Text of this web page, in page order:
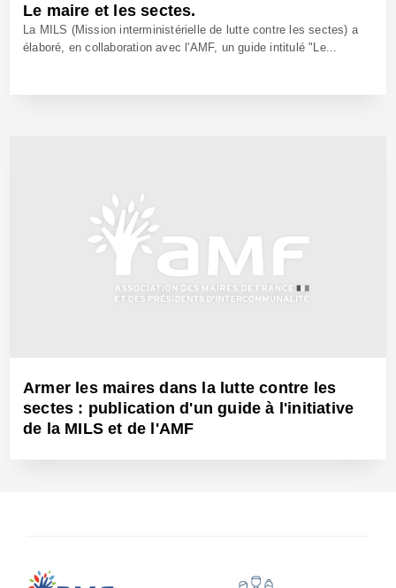
Le maire et les sectes.
La MILS (Mission interministérielle de lutte contre les sectes) a
élaboré, en collaboration avec l'AMF, un guide intitulé "Le...
Armer les maires dans la lutte contre les
sectes : publication d'un guide à l'initiative
de la MILS et de l'AMF